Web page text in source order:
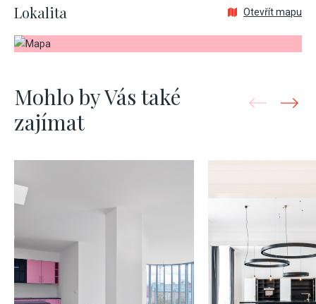
Lokalita Otevřít mapu
Mohlo by Vás také
zajímat